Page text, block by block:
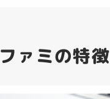
ファミの特徴